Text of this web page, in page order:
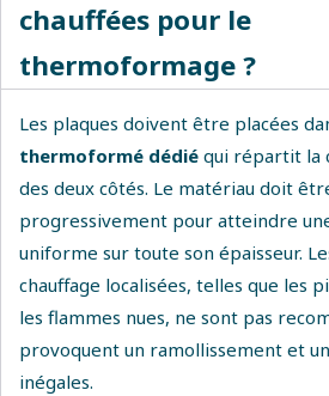
chauffées pour le
thermoformage ?
Les plaques doivent être placées
thermoformé dédié qui répartit la
des deux côtés. Le matériau doit
progressivement pour atteindre
uniforme sur toute son épaisseur.
chauffage localisées, telles que les
les flammes nues, ne sont pas
provoquent un ramollissement et
inégales.